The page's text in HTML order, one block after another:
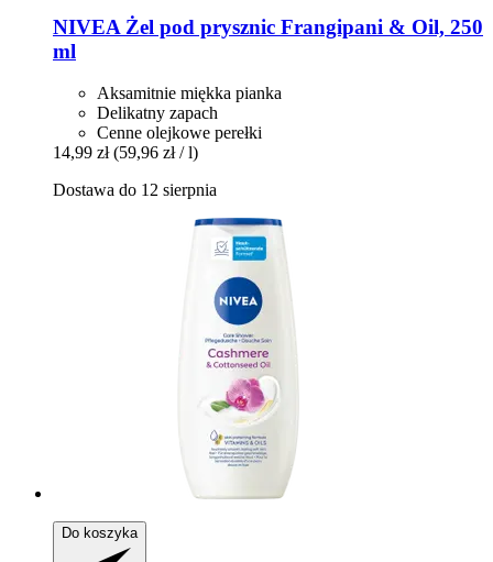
NIVEA Żel pod prysznic Frangipani & Oil, 250
ml
Aksamitnie miękka pianka
Delikatny zapach
Cenne olejkowe perełki
14,99 zł (59,96 zł / l)
Dostawa do 12 sierpnia
Do koszyka